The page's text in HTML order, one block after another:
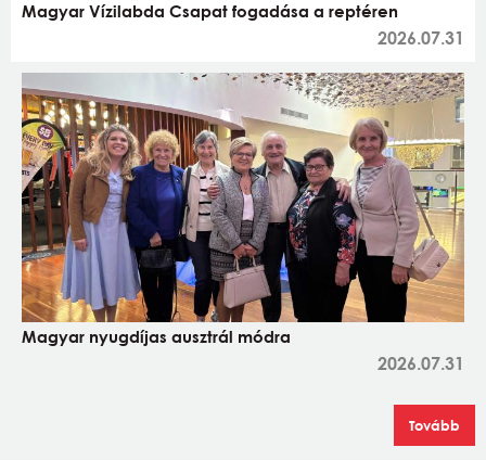
Magyar Vízilabda Csapat fogadása a reptéren
2026.07.31
Magyar nyugdíjas ausztrál módra
2026.07.31
Tovább